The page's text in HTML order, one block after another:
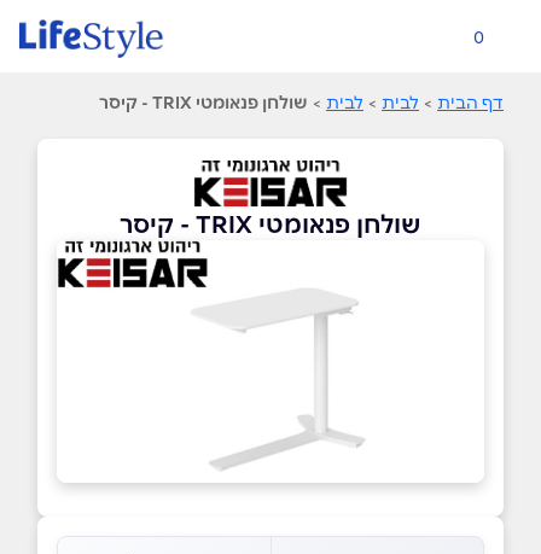
0
דף הבית > לבית > לבית > שולחן פנאומטי TRIX - קיסר
שולחן פנאומטי TRIX - קיסר